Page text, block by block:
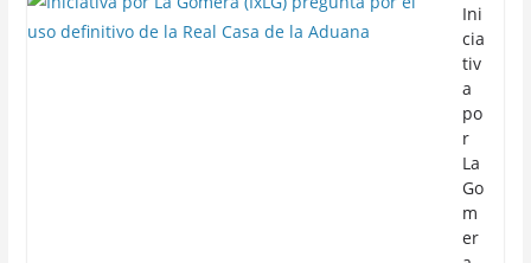
Ini
cia
tiv
a
po
r
La
Go
m
er